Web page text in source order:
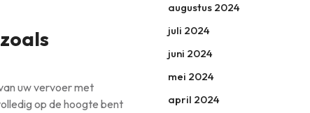
uw vervoer met
op de hoogte bent
augustus 2024
juli 2024
juni 2024
mei 2024
april 2024